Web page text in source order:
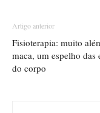
Artigo anterior
Fisioterapia: muito
maca, um espelho das
do corpo